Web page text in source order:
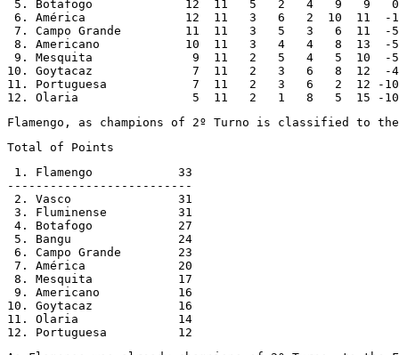
5. Botafogo             12  11   5   2   4   9   9   0
6. América              12  11   3   6   2  10  11  -1
7. Campo Grande         11  11   3   5   3   6  11  -5
8. Americano            10  11   3   4   4   8  13  -5
9. Mesquita              9  11   2   5   4   5  10  -5
10. Goytacaz              7  11   2   3   6   8  12  -4
11. Portuguesa            7  11   2   3   6   2  12 -10
12. Olaria                5  11   2   1   8   5  15 -10
Flamengo, as champions of 2º Turno is classified to
Total of Points
1. Flamengo		33
--------------------------
2. Vasco               31
3. Fluminense          31
4. Botafogo            27
5. Bangu               24
6. Campo Grande        23
7. América             20
8. Mesquita            17
9. Americano           16
10. Goytacaz            16
11. Olaria              14
12. Portuguesa          12